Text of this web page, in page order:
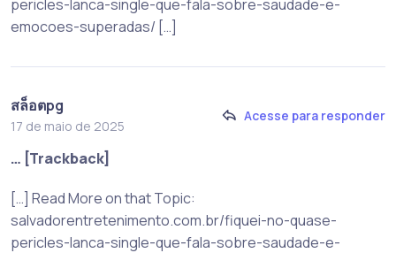
pericles-lanca-single-que-fala-sobre-saudade-e-
emocoes-superadas/ […]
สล็อตpg
17 de maio de 2025
Acesse para responder
… [Trackback]
[…] Read More on that Topic:
salvadorentretenimento.com.br/fiquei-no-quase-
pericles-lanca-single-que-fala-sobre-saudade-e-